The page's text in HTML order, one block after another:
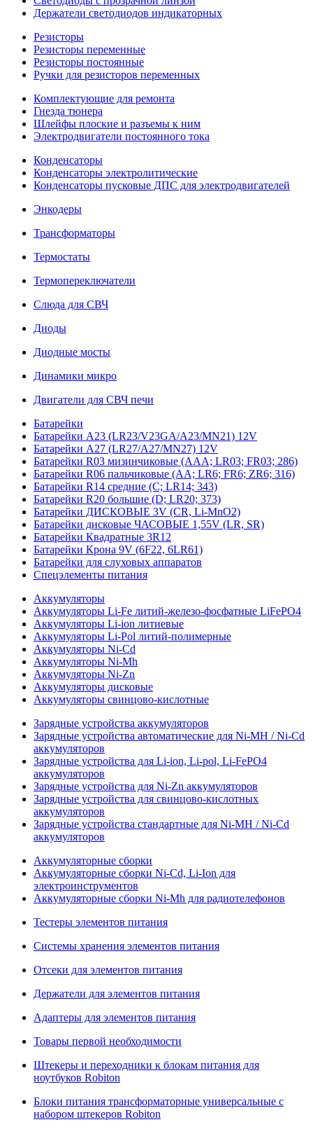
Держатели светодиодов индикаторных
Резисторы
Резисторы переменные
Резисторы постоянные
Ручки для резисторов переменных
Комплектующие для ремонта
Гнезда тюнера
Шлейфы плоские и разъемы к ним
Электродвигатели постоянного тока
Конденсаторы
Конденсаторы электролитические
Конденсаторы пусковые ДПС для электродвигателей
Энкодеры
Трансформаторы
Термостаты
Термопереключатели
Слюда для СВЧ
Диоды
Диодные мосты
Динамики микро
Двигатели для СВЧ печи
Батарейки
Батарейки A23 (LR23/V23GA/A23/MN21) 12V
Батарейки A27 (LR27/A27/MN27) 12V
Батарейки R03 мизинчиковые (AAA; LR03; FR03; 286)
Батарейки R06 пальчиковые (AA; LR6; FR6; ZR6; 316)
Батарейки R14 средние (C; LR14; 343)
Батарейки R20 большие (D; LR20; 373)
Батарейки ДИСКОВЫЕ 3V (CR, Li-MnO2)
Батарейки дисковые ЧАСОВЫЕ 1,55V (LR, SR)
Батарейки Квадратные 3R12
Батарейки Крона 9V (6F22, 6LR61)
Батарейки для слуховых аппаратов
Спецэлементы питания
Аккумуляторы
Аккумуляторы Li-Fe литий-железо-фосфатные LiFePO4
Аккумуляторы Li-ion литиевые
Аккумуляторы Li-Pol литий-полимерные
Аккумуляторы Ni-Cd
Аккумуляторы Ni-Mh
Аккумуляторы Ni-Zn
Аккумуляторы дисковые
Аккумуляторы свинцово-кислотные
Зарядные устройства аккумуляторов
Зарядные устройства автоматические для Ni-MH / Ni-Cd
аккумуляторов
Зарядные устройства для Li-ion, Li-pol, Li-FePO4
аккумуляторов
Зарядные устройства для Ni-Zn аккумуляторов
Зарядные устройства для свинцово-кислотных
аккумуляторов
Зарядные устройства стандартные для Ni-MH / Ni-Cd
аккумуляторов
Аккумуляторные сборки
Аккумуляторные сборки Ni-Cd, Li-Ion для
электроинструментов
Аккумуляторные сборки Ni-Mh для радиотелефонов
Тестеры элементов питания
Системы хранения элементов питания
Отсеки для элементов питания
Держатели для элементов питания
Адаптеры для элементов питания
Товары первой необходимости
Штекеры и переходники к блокам питания для
ноутбуков Robiton
Блоки питания трансформаторные универсальные с
набором штекеров Robiton